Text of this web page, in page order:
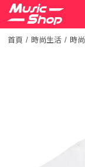
首頁 時尚生活 時